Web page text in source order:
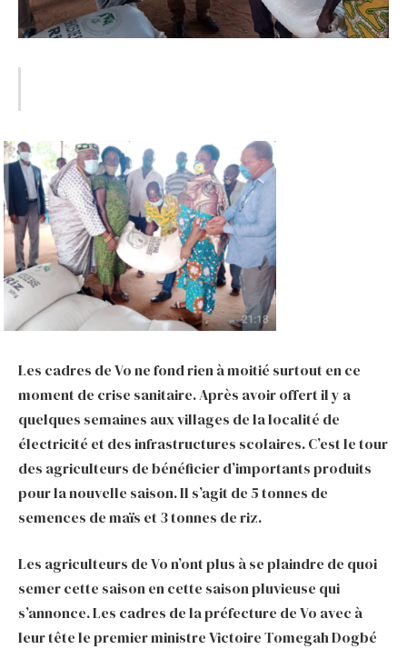
Les cadres de Vo ne fond rien à moitié surtout en ce
moment de crise sanitaire. Après avoir offert il y a
quelques semaines aux villages de la localité de
électricité et des infrastructures scolaires. C’est le tour
des agriculteurs de bénéficier d’importants produits
pour la nouvelle saison. Il s’agit de 5 tonnes de
semences de maïs et 3 tonnes de riz.
Les agriculteurs de Vo n’ont plus à se plaindre de quoi
semer cette saison en cette saison pluvieuse qui
s’annonce. Les cadres de la préfecture de Vo avec à
leur tête le premier ministre Victoire Tomegah Dogbé